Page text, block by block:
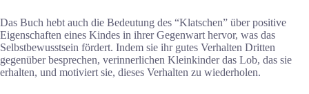
Das Buch hebt auch die Bedeutung des “Klatschen” über positive
Eigenschaften eines Kindes in ihrer Gegenwart hervor, was das
Selbstbewusstsein fördert. Indem sie ihr gutes Verhalten Dritten
gegenüber besprechen, verinnerlichen Kleinkinder das Lob, das sie
erhalten, und motiviert sie, dieses Verhalten zu wiederholen.